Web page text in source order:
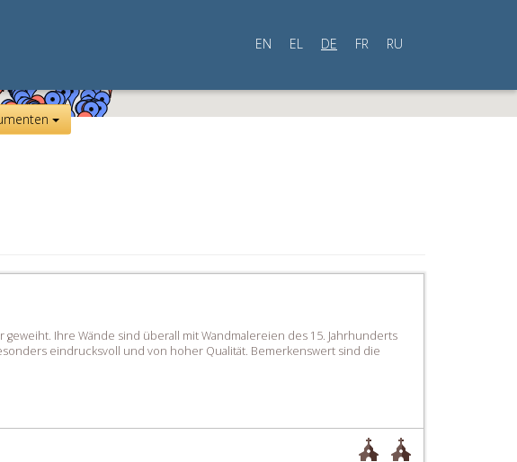
EN EL DE FR RU
Ihre Wände sind überall mit Wandmalereien des 15. Jahrhunderts
eindrucksvoll und von hoher Qualität. Bemerkenswert sind die